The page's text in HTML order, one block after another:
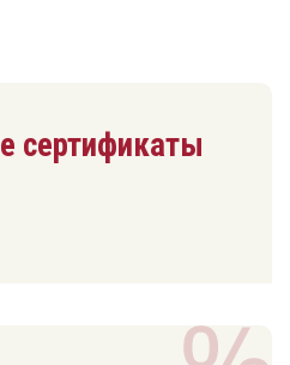
сертификаты